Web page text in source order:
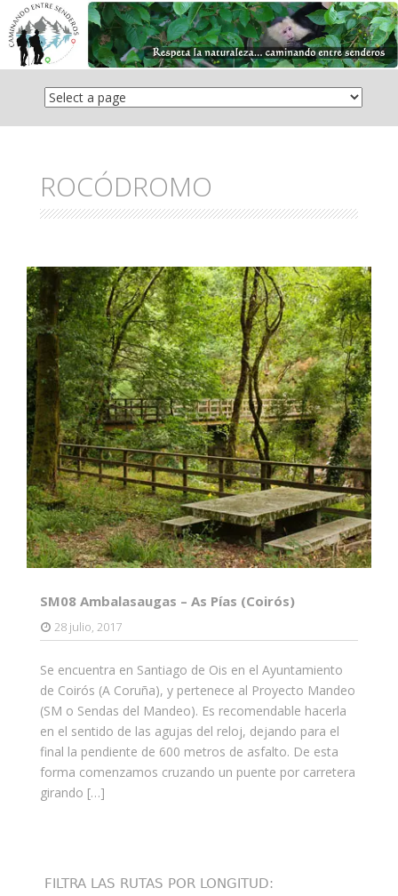
Saltar
contenido
ROCÓDROMO
SM08 Ambalasaugas – As Pías (Coirós)
28 julio, 2017
Se encuentra en Santiago de Ois en el Ayuntamiento
de Coirós (A Coruña), y pertenece al Proyecto Mandeo
(SM o Sendas del Mandeo). Es recomendable hacerla
en el sentido de las agujas del reloj, dejando para el
final la pendiente de 600 metros de asfalto. De esta
forma comenzamos cruzando un puente por carretera
girando […]
FILTRA LAS RUTAS POR LONGITUD: